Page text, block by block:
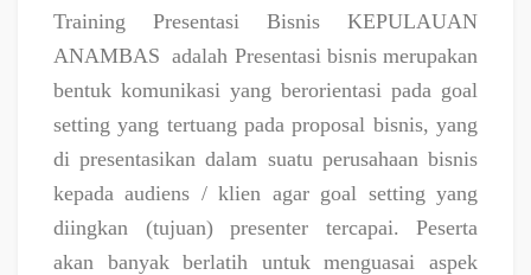
Training Presentasi Bisnis KEPULAUAN
ANAMBAS adalah Presentasi bisnis merupakan
bentuk komunikasi yang berorientasi pada goal
setting yang tertuang pada proposal bisnis, yang
di presentasikan dalam suatu perusahaan bisnis
kepada audiens / klien agar goal setting yang
diingkan (tujuan) presenter tercapai. Peserta
akan banyak berlatih untuk menguasai aspek